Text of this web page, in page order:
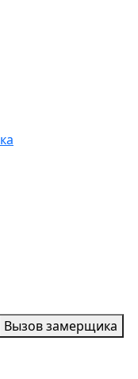
Вызов замерщика